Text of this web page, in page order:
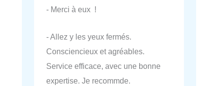
- Merci à eux !
- Allez y les yeux fermés.
Consciencieux et agréables.
Service efficace, avec une bonne
expertise. Je recommde.